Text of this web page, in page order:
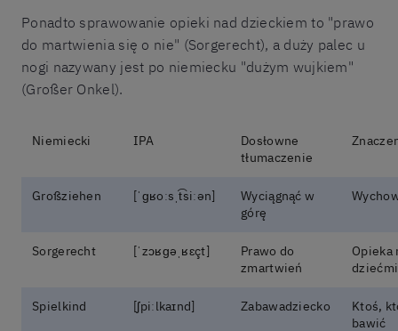
Ponadto sprawowanie opieki nad dzieckiem to "prawo
do martwienia się o nie" (Sorgerecht), a duży palec u
nogi nazywany jest po niemiecku "dużym wujkiem"
(Großer Onkel).
Niemiecki IPA
Dosłowne
tłumaczenie
Großziehen [ˈɡʁoːsˌt͡siːən]
Wyciągnąć w
górę
Sorgerecht [ˈzɔʁɡəˌʁɛçt]
Prawo do
zmartwień
Opieka
dziećmi
Spielkind [ʃpiːlkaɪnd] Zabawadziecko
Ktoś,
bawić